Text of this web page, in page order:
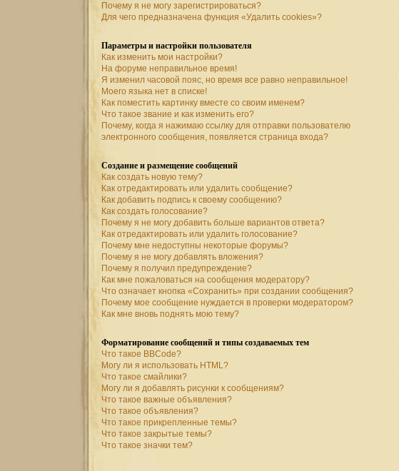
Почему я не могу зарегистрироваться?
Для чего предназначена функция «Удалить cookies»?
Параметры и настройки пользователя
Как изменить мои настройки?
На форуме неправильное время!
Я изменил часовой пояс, но время все равно неправильное!
Моего языка нет в списке!
Как поместить картинку вместе со своим именем?
Что такое звание и как изменить его?
Почему, когда я нажимаю ссылку для отправки пользователю
электронного сообщения, появляется страница входа?
Создание и размещение сообщений
Как создать новую тему?
Как отредактировать или удалить сообщение?
Как добавить подпись к своему сообщению?
Как создать голосование?
Почему я не могу добавить больше вариантов ответа?
Как отредактировать или удалить голосование?
Почему мне недоступны некоторые форумы?
Почему я не могу добавлять вложения?
Почему я получил предупреждение?
Как мне пожаловаться на сообщения модератору?
Что означает кнопка «Сохранить» при создании сообщения?
Почему мое сообщение нуждается в проверки модератором?
Как мне вновь поднять мою тему?
Форматирование сообщений и типы создаваемых тем
Что такое BBCode?
Могу ли я использовать HTML?
Что такое смайлики?
Могу ли я добавлять рисунки к сообщениям?
Что такое важные объявления?
Что такое объявления?
Что такое прикрепленные темы?
Что такое закрытые темы?
Что такое значки тем?